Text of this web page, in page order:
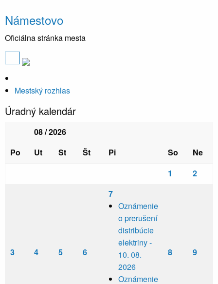
Námestovo
Oficiálna stránka mesta
Mestský rozhlas
Úradný kalendár
08 / 2026
Po
Ut St Št Pi So
Ne
1
2
3 4 5 6
7
Oznámenie
o prerušení
distribúcie
elektriny -
10. 08.
2026
Oznámenie
8 9